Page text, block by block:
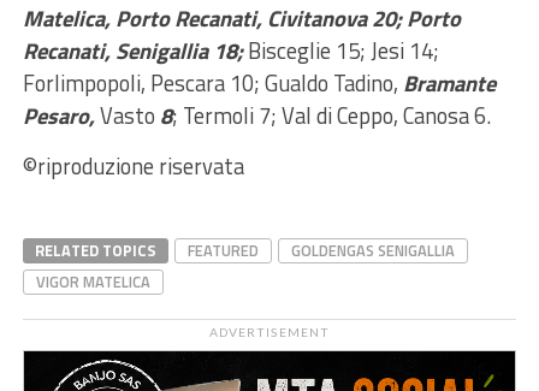
Matelica, Porto Recanati, Civitanova 20; Porto
Recanati, Senigallia 18;Bisceglie 15; Jesi 14;
Forlimpopoli, Pescara 10; Gualdo Tadino, Bramante
Pesaro,Vasto 8; Termoli 7; Val di Ceppo, Canosa 6.
©riproduzione riservata
RELATED TOPICS FEATURED
GOLDENGAS SENIGALLIA
VIGOR MATELICA
ADVERTISEMENT